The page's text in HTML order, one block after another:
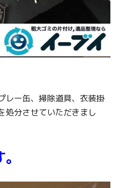
レー缶、掃除道具、衣装掛
処分させていただきまし